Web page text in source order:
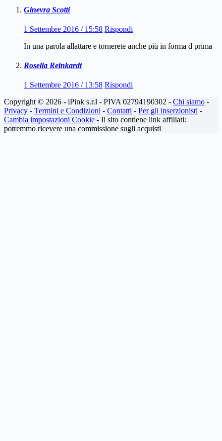
Ginevra Scotti
1 Settembre 2016 / 15:58 Rispondi
In una parola allattare e tornerete anche più in forma d prima
Rosella Reinkardt
1 Settembre 2016 / 13:58 Rispondi
Copyright © 2026 - iPink s.r.l - PIVA 02794190302 - Chi siamo -
Privacy - Termini e Condizioni - Contatti - Per gli inserzionisti -
Cambia impostazioni Cookie - Il sito contiene link affiliati:
potremmo ricevere una commissione sugli acquisti